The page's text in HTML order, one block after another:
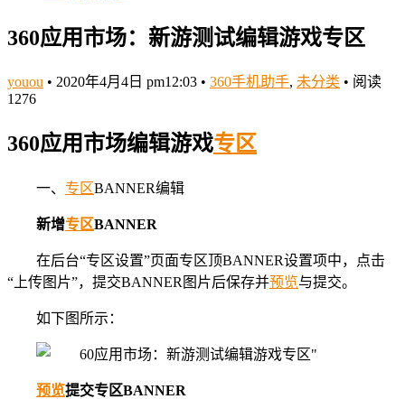
360应用市场：新游测试编辑游戏专区
youou • 2020年4月4日 pm12:03 • 360手机助手, 未分类 • 阅读
1276
360应用市场编辑游戏专区
一、 专区BANNER编辑
新增专区BANNER
在后台“专区设置”页面专区顶BANNER设置项中，点击
“上传图片”，提交BANNER图片后保存并预览与提交。
如下图所示：
预览提交专区BANNER